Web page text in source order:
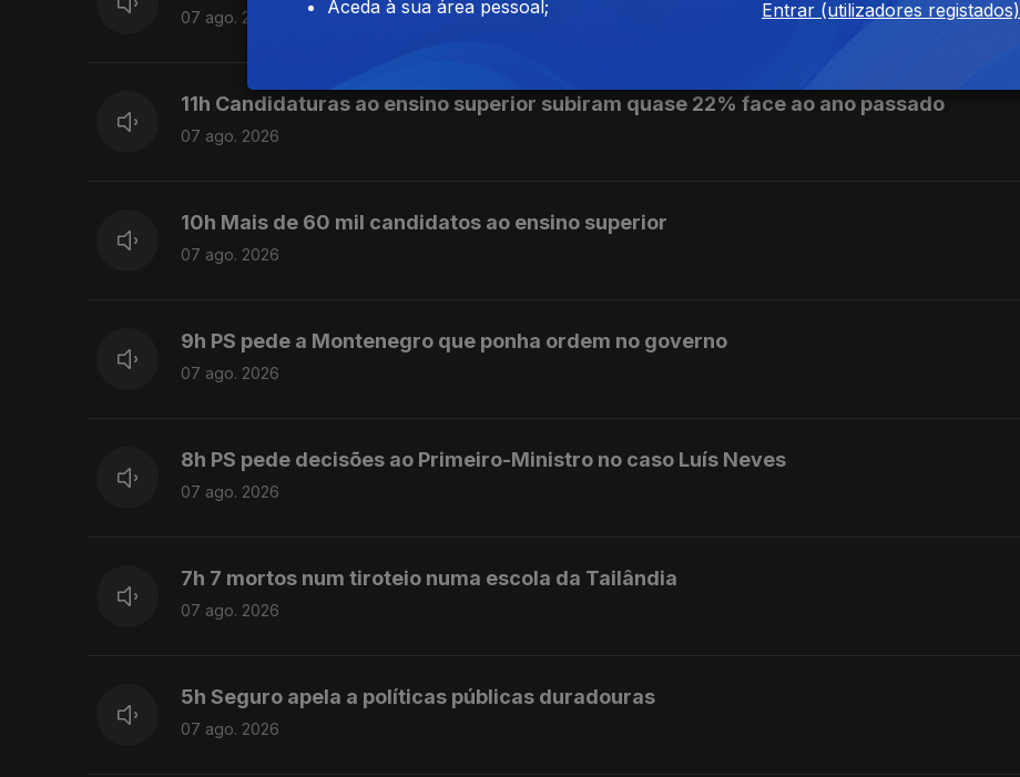
07 ago. 2026
11h Candidaturas ao ensino superior subiram quase 22% face ao ano passado
07 ago. 2026
10h Mais de 60 mil candidatos ao ensino superior
07 ago. 2026
9h PS pede a Montenegro que ponha ordem no governo
07 ago. 2026
8h PS pede decisões ao Primeiro-Ministro no caso Luís Neves
07 ago. 2026
7h 7 mortos num tiroteio numa escola da Tailândia
07 ago. 2026
5h Seguro apela a políticas públicas duradouras
07 ago. 2026
Aceda à sua área pessoal;
Entrar (utilizadores registados)